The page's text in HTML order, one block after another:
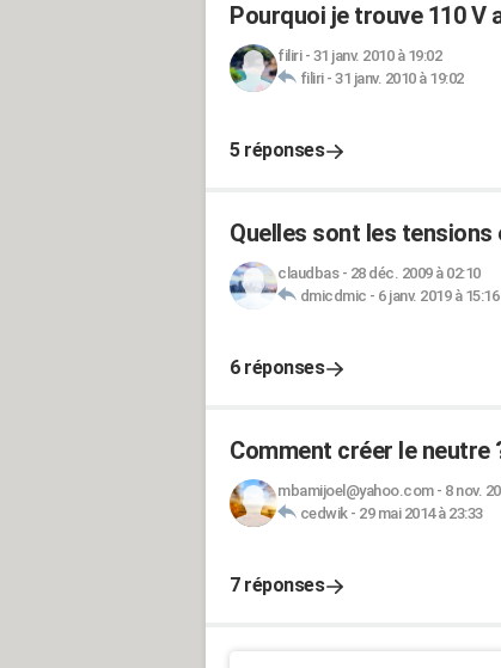
Pourquoi je trouve 110 V
filiri- 31 janv. 2010 à 19:02
filiri- 31 janv. 2010 à 19:02
5 réponses
Quelles sont les tensions
claudbas- 28 déc. 2009 à 02:10
dmicdmic - 6 janv. 2019 à 15:16
6 réponses
Comment créer le neutre
mbamijoel@yahoo.com- 8 nov.
cedwik- 29 mai 2014 à 23:33
7 réponses